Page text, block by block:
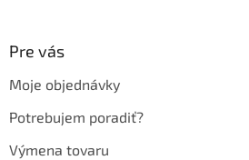
Pre vás
Moje objednávky
Potrebujem poradiť?
Výmena tovaru